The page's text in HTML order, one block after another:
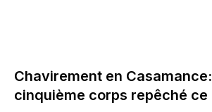
Chavirement en
cinquième corps repêché ce